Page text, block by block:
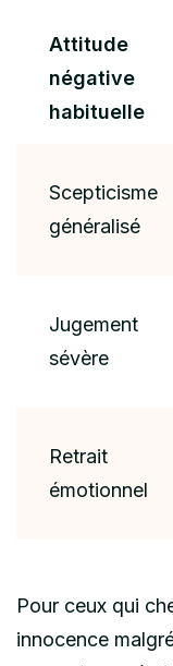
Attitude
négative
habituelle
Scepticisme
généralisé
Jugement
sévère
Retrait
émotionnel
Pour ceux qui
innocence